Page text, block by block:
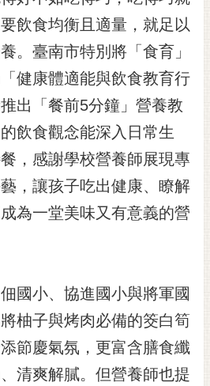
飲食均衡且適量，就足以
。臺南市特別將「食育」
健康體適能與飲食教育行
出「餐前5分鐘」營養教
飲食觀念能深入日常生
，感謝學校營養師展現專
，讓孩子吃出健康、瞭解
為一堂美味又有意義的營
國小、協進國小與將軍國
柚子與烤肉必備的筊白筍
節慶氣氛，更富含膳食纖
清爽解膩。但營養師也提